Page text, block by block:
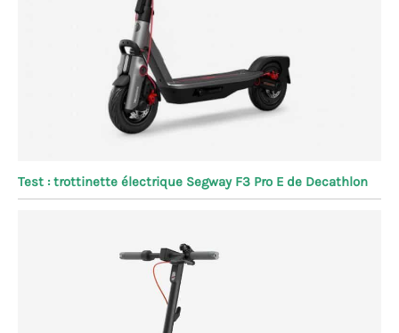
Test : trottinette électrique Segway F3 Pro E de Decathlon